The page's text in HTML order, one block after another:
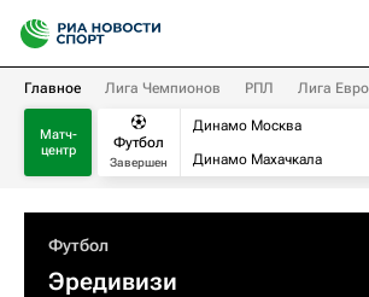
Главное Лига Чемпионов РПЛ Лига
Матч-
центр
Футбол
Завершен
Динамо Москва
Динамо Махачкала
Футбол
Эредивизи